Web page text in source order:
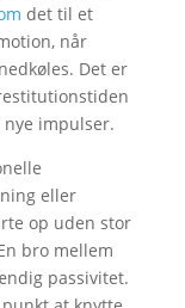
det til et
når
Det er
impulser.
eller
op uden stor
bro mellem
passivitet.